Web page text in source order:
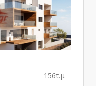
156τ.μ.